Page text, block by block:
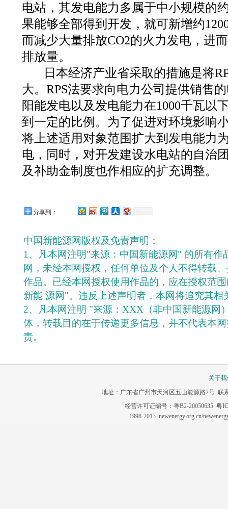
电站，其发电能力多属于中小规模的
果能够全部得到开发，就可新增约
而减少大量排放CO2的火力发电，进
排放量。
日本经济产业省采取的措施是将
大。RPS法要求向电力公司提供销售
阳能发电以及发电能力在1000千瓦以
到一定的比例。为了促进对环境影响
将上述适用对象范围扩大到发电能力
电，同时，对开发建设水电站的自治
及补助金制度也作相应的扩充调整。
分享到：
中国新能源网版权及免责声明：
1、凡本网注明"来源：中国新能源网" 的所有作
网，未经本网授权，任何单位及个人不得转载
作品。已经本网授权使用作品的，应在授权范
新能 源网"。违反上述声明者，本网将追究其相
2、凡本网注明 "来源：XXX（非中国新能源网
体，转载目的在于传递更多信息，并不代表本
责。
关于
地址：广东省广州市天河区五山能源路2号 联
经营许可证编号：粤B2-20050635 粤
1998-2013 newenergy.org.cn/